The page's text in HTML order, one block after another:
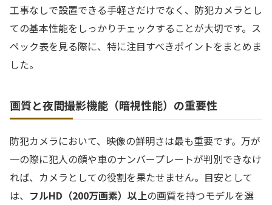
工事なしで設置できる手軽さだけでなく、防犯カメラとし
ての基本性能をしっかりチェックすることが大切です。ス
ペック表を見る際に、特に注目すべきポイントをまとめま
した。
画質と夜間撮影機能（暗視性能）の重要性
防犯カメラにおいて、映像の鮮明さは最も重要です。万が
一の際に犯人の顔や車のナンバープレートが判別できなけ
れば、カメラとしての役割を果たせません。目安として
は、 フルHD（200万画素）以上の画質を持つモデルを選